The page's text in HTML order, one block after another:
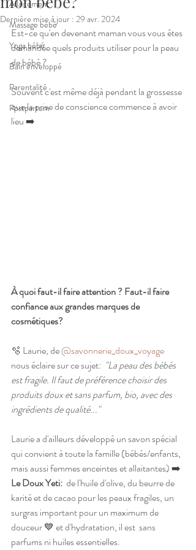
Allaitement
Massage bébé
Yoga bébé
Bain enveloppé
Parentalité
Postpartum
Dernière mise à jour : 29 avr. 2024
Est-ce qu'en devenant maman vous vous êtes
demandée quels produits utiliser pour la peau
de bébé ?
Souvent c'est même déjà pendant la grossesse
que la prise de conscience commence à avoir
lieu ➡️
À quoi faut-il faire attention ? Faut-il faire
confiance aux grandes marques de
cosmétiques?
🫧 Laurie, de @savonnerie_doux_voyage
nous éclaire sur ce sujet: "La peau des bébés
est fragile. Il faut de préférence choisir des
produits doux et sans parfum, bio, avec des
ingrédients de qualité..."
Laurie a d'ailleurs développé un savon spécial
qui convient à toute la famille (bébés/enfants,
mais aussi femmes enceintes et allaitantes) ➡️
Le Doux Yeti: de l'huile d'olive, du beurre de
karité et de cacao pour les peaux fragiles, un
surgras important pour un maximum de
douceur 💙 et d'hydratation, il est  sans
parfums ni huiles essentielles.